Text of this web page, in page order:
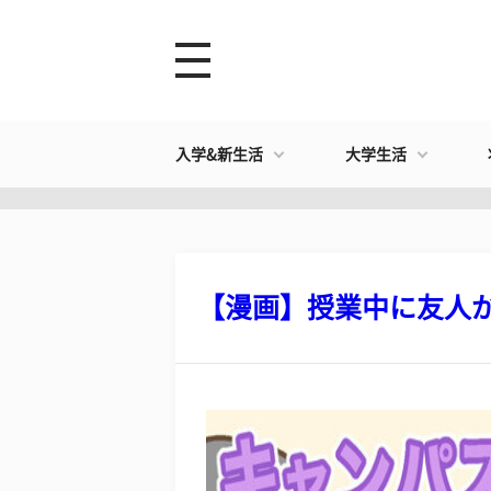
入学&新生活 大学生活
【漫画】授業中に友